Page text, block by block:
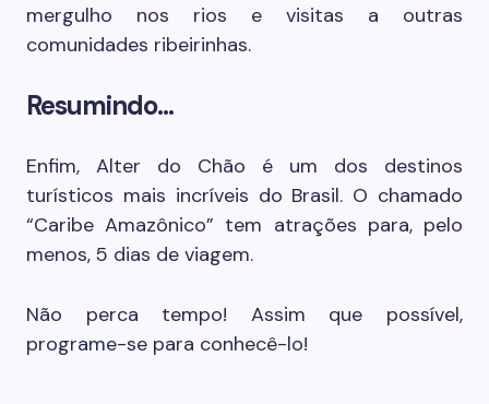
mergulho nos rios e visitas a outras
comunidades ribeirinhas.
Resumindo…
Enfim, Alter do Chão é um dos destinos
turísticos mais incríveis do Brasil. O chamado
“Caribe Amazônico” tem atrações para, pelo
menos, 5 dias de viagem.
Não perca tempo! Assim que possível,
programe-se para conhecê-lo!